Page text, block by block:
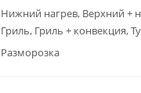
Нижний нагрев, Верхний +
Гриль, Гриль + конвекция,
Разморозка